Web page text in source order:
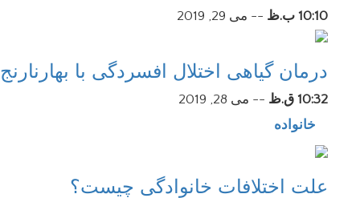
10:10 ب.ظ -- می 29, 2019
درمان گیاهی اختلال افسردگی با بهارنارنج
10:32 ق.ظ -- می 28, 2019
خانواده
علت اختلافات خانوادگی چیست؟